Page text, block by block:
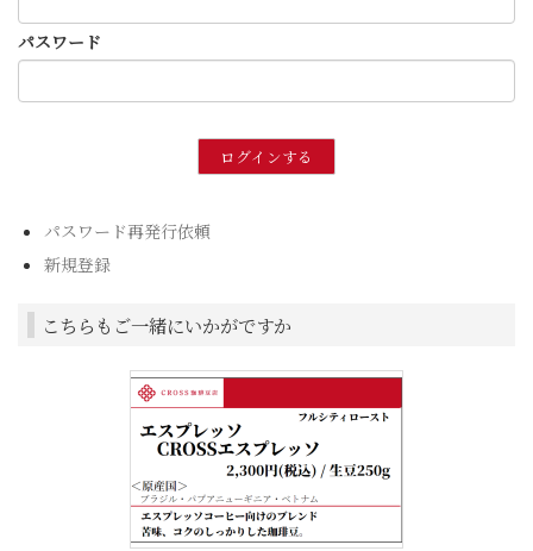
パスワード
パスワード再発行依頼
新規登録
こちらもご一緒にいかがですか